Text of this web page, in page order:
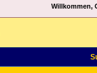
Willkommen,